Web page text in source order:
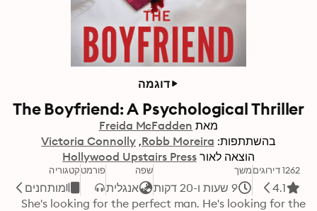
דוגמה
The Boyfriend: A Psychological Thriller
מאת Freida McFadden
בהשתתפות: Robb Moreira
Victoria Connolly
הוצאה לאור Hollywood Upstairs Press
1262 דירוגים
4.1
משך
9 שעות ו-20 דקות
שפה
אנגלית
פורמטקטגוריה
מותחנים
She's looking for the perfect man. He's looking for the